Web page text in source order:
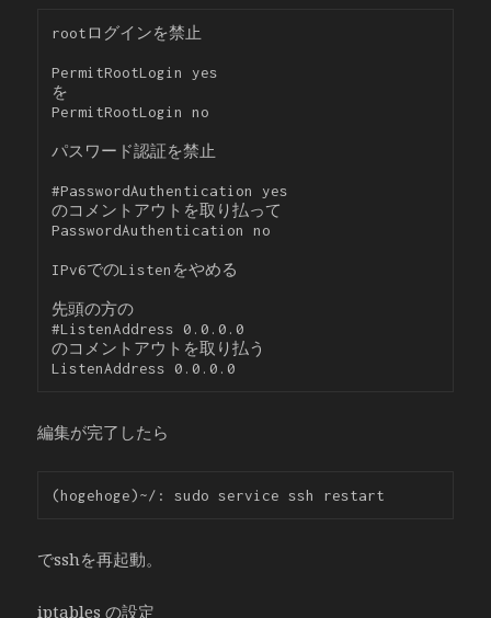
rootログインを禁止
PermitRootLogin yes
を
PermitRootLogin no
パスワード認証を禁止
#PasswordAuthentication yes
のコメントアウトを取り払って
PasswordAuthentication no
IPv6でのListenをやめる
先頭の方の
#ListenAddress 0.0.0.0
のコメントアウトを取り払う
編集が完了したら
でsshを再起動。
iptables の設定